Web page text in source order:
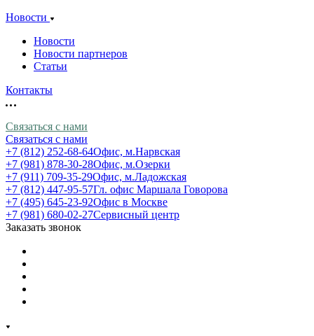
Новости
Новости
Новости партнеров
Статьи
Контакты
Связаться с нами
Связаться с нами
+7 (812) 252-68-64Офис, м.Нарвская
+7 (981) 878-30-28Офис, м.Озерки
+7 (911) 709-35-29Офис, м.Ладожская
+7 (812) 447-95-57Гл. офис Маршала Говорова
+7 (495) 645-23-92Офис в Москве
+7 (981) 680-02-27Сервисный центр
Заказать звонок